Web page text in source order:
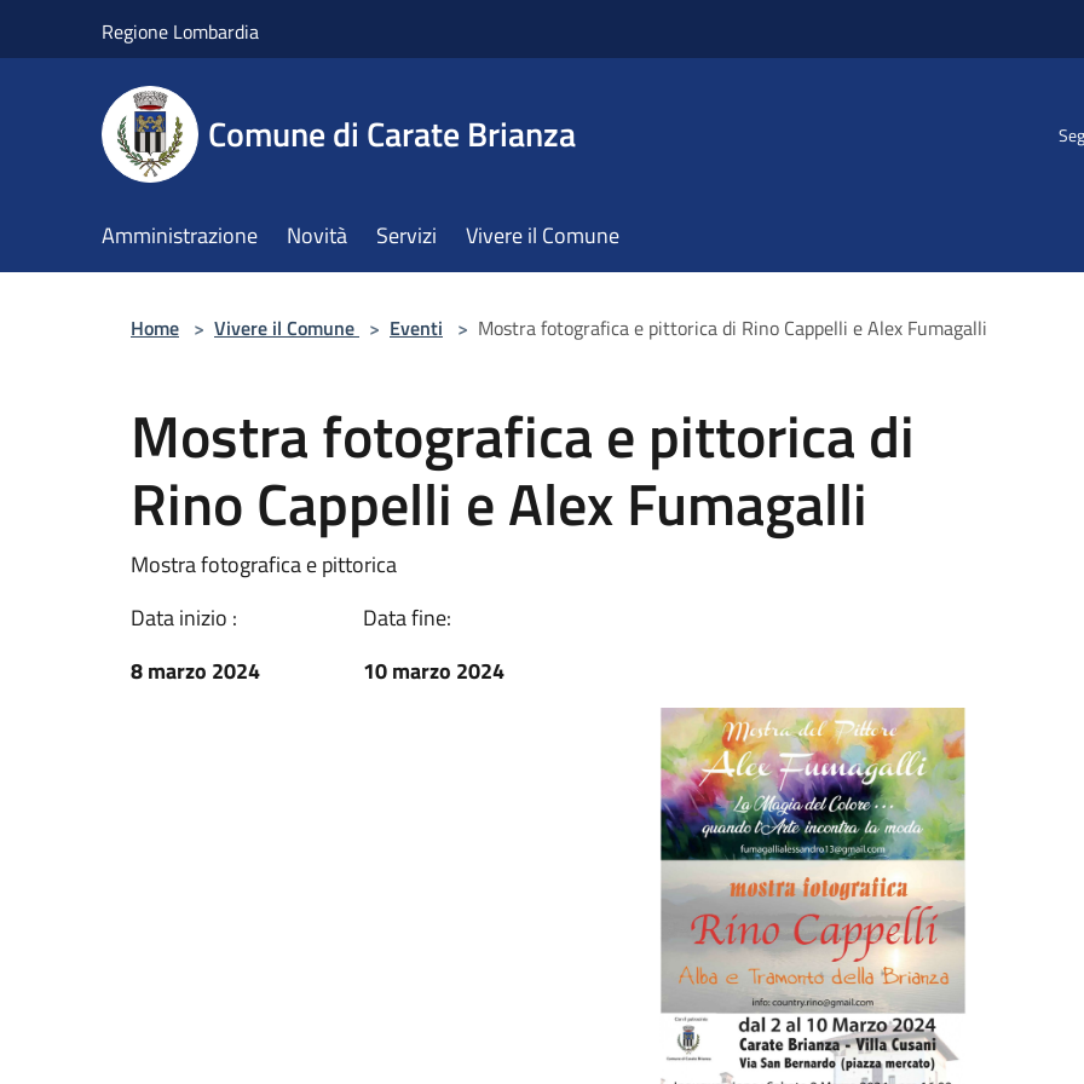
Regione Lombardia
Comune di Carate Brianza
Amministrazione Novità Servizi Vivere il Comune
Home > Vivere il Comune > Eventi > Mostra fotografica e pittorica di Rino Cappelli e Alex Fumagalli
Mostra fotografica e pittorica di
Rino Cappelli e Alex Fumagalli
Mostra fotografica e pittorica
Data inizio :
8 marzo 2024
Data fine:
10 marzo 2024